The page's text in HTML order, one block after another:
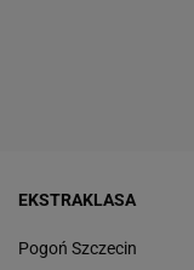
EKSTRAKLASA
Pogoń Szczecin